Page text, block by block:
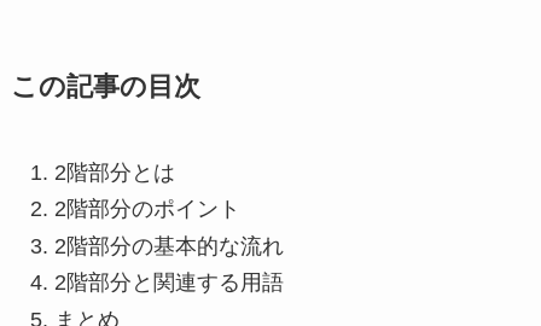
この記事の目次
2階部分とは
2階部分のポイント
2階部分の基本的な流れ
2階部分と関連する用語
まとめ